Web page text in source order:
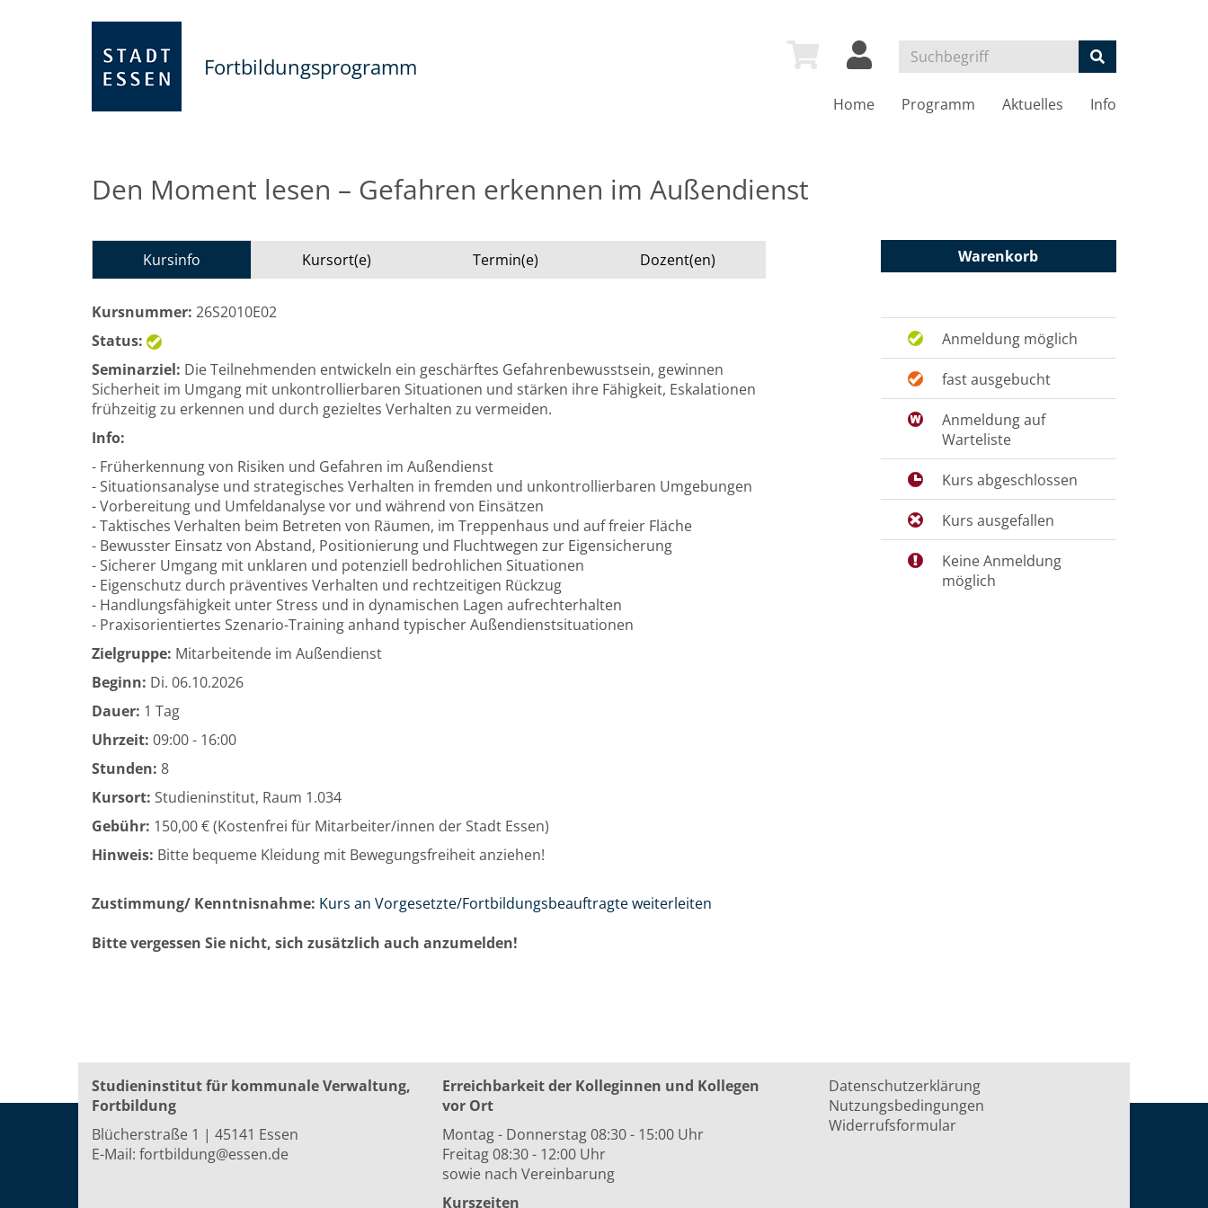
Fortbildungsprogramm
Home Programm Aktuelles Info
Den Moment lesen – Gefahren erkennen im Außendienst
Kursinfo Kursort(e) Termin(e) Dozent(en)
Kursnummer: 26S2010E02
Status:
Seminarziel: Die Teilnehmenden entwickeln ein geschärftes Gefahrenbewusstsein, gewinnen
Sicherheit im Umgang mit unkontrollierbaren Situationen und stärken ihre Fähigkeit, Eskalationen
frühzeitig zu erkennen und durch gezieltes Verhalten zu vermeiden.
Info:
- Früherkennung von Risiken und Gefahren im Außendienst
- Situationsanalyse und strategisches Verhalten in fremden und unkontrollierbaren Umgebungen
- Vorbereitung und Umfeldanalyse vor und während von Einsätzen
- Taktisches Verhalten beim Betreten von Räumen, im Treppenhaus und auf freier Fläche
- Bewusster Einsatz von Abstand, Positionierung und Fluchtwegen zur Eigensicherung
- Sicherer Umgang mit unklaren und potenziell bedrohlichen Situationen
- Eigenschutz durch präventives Verhalten und rechtzeitigen Rückzug
- Handlungsfähigkeit unter Stress und in dynamischen Lagen aufrechterhalten
- Praxisorientiertes Szenario-Training anhand typischer Außendienstsituationen
Zielgruppe: Mitarbeitende im Außendienst
Beginn: Di. 06.10.2026
Dauer: 1 Tag
Uhrzeit: 09:00 - 16:00
Stunden: 8
Kursort: Studieninstitut, Raum 1.034
Gebühr: 150,00 € (Kostenfrei für Mitarbeiter/innen der Stadt Essen)
Hinweis: Bitte bequeme Kleidung mit Bewegungsfreiheit anziehen!
Zustimmung/ Kenntnisnahme: Kurs an Vorgesetzte/Fortbildungsbeauftragte weiterleiten
Bitte vergessen Sie nicht, sich zusätzlich auch anzumelden!
Warenkorb
Anmeldung möglich
fast ausgebucht
Anmeldung auf
Warteliste
Kurs abgeschlossen
Kurs ausgefallen
Keine Anmeldung
möglich
Studieninstitut für kommunale Verwaltung,
Fortbildung
Blücherstraße 1 | 45141 Essen
E-Mail: fortbildung@essen.de
Erreichbarkeit der Kolleginnen und Kollegen
vor Ort
Montag - Donnerstag 08:30 - 15:00 Uhr
Freitag 08:30 - 12:00 Uhr
sowie nach Vereinbarung
Kurszeiten
Datenschutzerklärung
Nutzungsbedingungen
Widerrufsformular